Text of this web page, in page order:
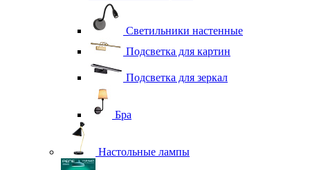
Светильники настенные
Подсветка для картин
Подсветка для зеркал
Бра
Настольные лампы